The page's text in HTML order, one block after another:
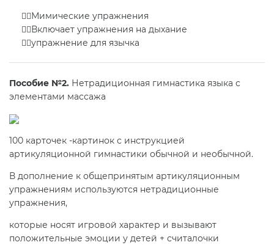
🧚‍♀️Мимические упражнения
🧚‍♀️Включает упражнения на дыхание
🧚‍♀️упражнение для язычка
Пособие №2. Нетрадиционная гимнастика языка с
элементами массажа
100 карточек -картинок с инструкцией
артикуляционной гимнастики обычной и необычной.
В дополнение к общепринятым артикуляционным
упражнениям используются нетрадиционные
упражнения,
которые носят игровой характер и вызывают
положительные эмоции у детей + считалочки